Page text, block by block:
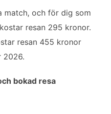
match, och för dig som
resan 295 kronor.
resan 455 kronor
2026.
bokad resa